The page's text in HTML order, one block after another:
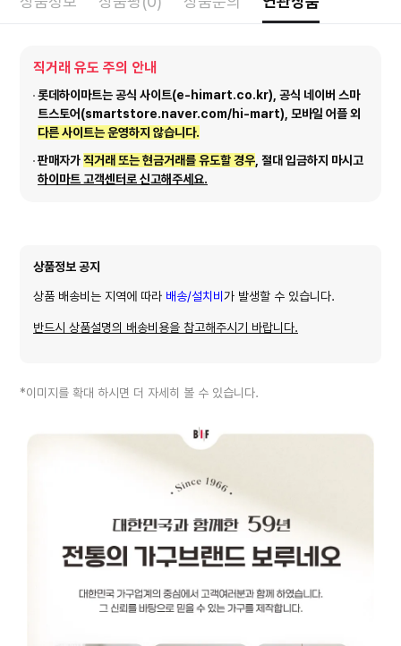
직거래 유도 주의 안내
롯데하이마트는 공식 사이트(e-himart.co.kr), 공식 네이버 스마
트스토어(smartstore.naver.com/hi-mart), 모바일 어플 외
다른 사이트는 운영하지 않습니다.
판매자가직거래 또는 현금거래를 유도할 경우, 절대 입금하지 마시고
하이마트 고객센터로 신고해주세요.
상품정보 공지
상품 배송비는 지역에 따라 배송/설치비 가 발생할 수 있습니다.
반드시 상품설명의 배송비용을 참고해주시기 바랍니다.
*이미지를 확대 하시면 더 자세히 볼 수 있습니다.